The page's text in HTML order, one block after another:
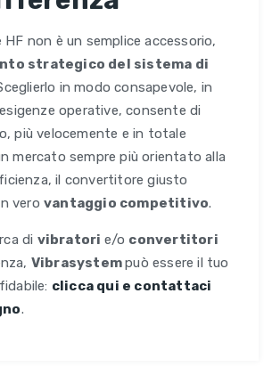
non è un semplice accessorio,
strategico del sistema di
in modo consapevole, in
operative, consente di
più velocemente e in totale
mercato sempre più orientato alla
il convertitore giusto
vero vantaggio competitivo.
di vibratori e/o convertitori
Vibrasystempuò essere il tuo
clicca qui e contattaci
.